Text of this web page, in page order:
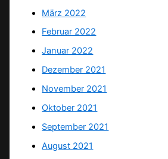
März 2022
Februar 2022
Januar 2022
Dezember 2021
November 2021
Oktober 2021
September 2021
August 2021